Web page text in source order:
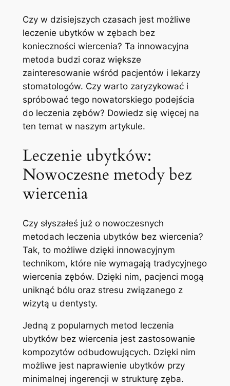
Czy w dzisiejszych czasach jest możliwe
leczenie ubytków w zębach bez
konieczności wiercenia? Ta innowacyjna
metoda budzi coraz większe
zainteresowanie wśród pacjentów i lekarzy
stomatologów. Czy warto zaryzykować i
spróbować tego nowatorskiego podejścia
do leczenia zębów? Dowiedz się więcej na
ten temat w naszym artykule.
Leczenie ubytków:
Nowoczesne metody bez
wiercenia
Czy słyszałeś już o nowoczesnych
metodach leczenia ubytków bez wiercenia?
Tak, to możliwe dzięki innowacyjnym
technikom, które nie wymagają tradycyjnego
wiercenia zębów. Dzięki nim, pacjenci mogą
uniknąć bólu oraz stresu związanego z
wizytą u dentysty.
Jedną z popularnych metod leczenia
ubytków bez wiercenia jest zastosowanie
kompozytów odbudowujących. Dzięki nim
możliwe jest naprawienie ubytków przy
minimalnej ingerencji w strukturę zęba.